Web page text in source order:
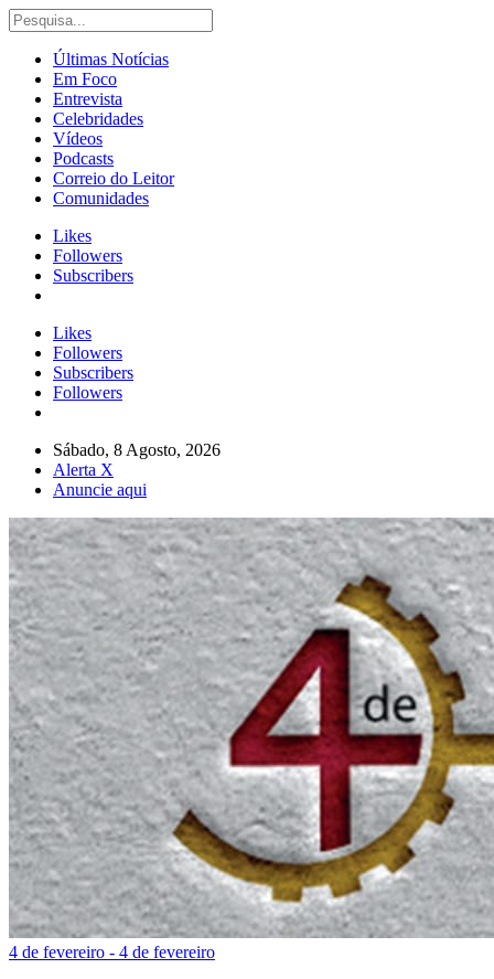
Últimas Notícias
Em Foco
Entrevista
Celebridades
Vídeos
Podcasts
Correio do Leitor
Comunidades
Likes
Followers
Subscribers
Likes
Followers
Subscribers
Followers
Sábado, 8 Agosto, 2026
Alerta X
Anuncie aqui
4 de fevereiro - 4 de fevereiro